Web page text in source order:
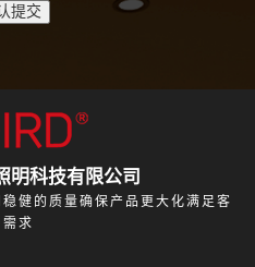
明科技有限公司
健的质量确保产品更大化满足客
需求